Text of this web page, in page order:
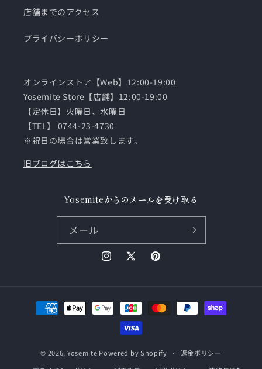
店舗までのアクセス
プライバシーポリシー
オンラインストア【Web】12:00-19:00
Yosemite Store【店舗】12:00-19:00
【定休日】火曜日、水曜日
【TEL】 0744-23-4730
※祝日の場合は営業致します。
旧ブログはこちら
Yosemiteからのメールを受け取る
メール
Instagram
X
Pinterest
© 2026, Yosemite Powered by Shopify
返金ポリシー